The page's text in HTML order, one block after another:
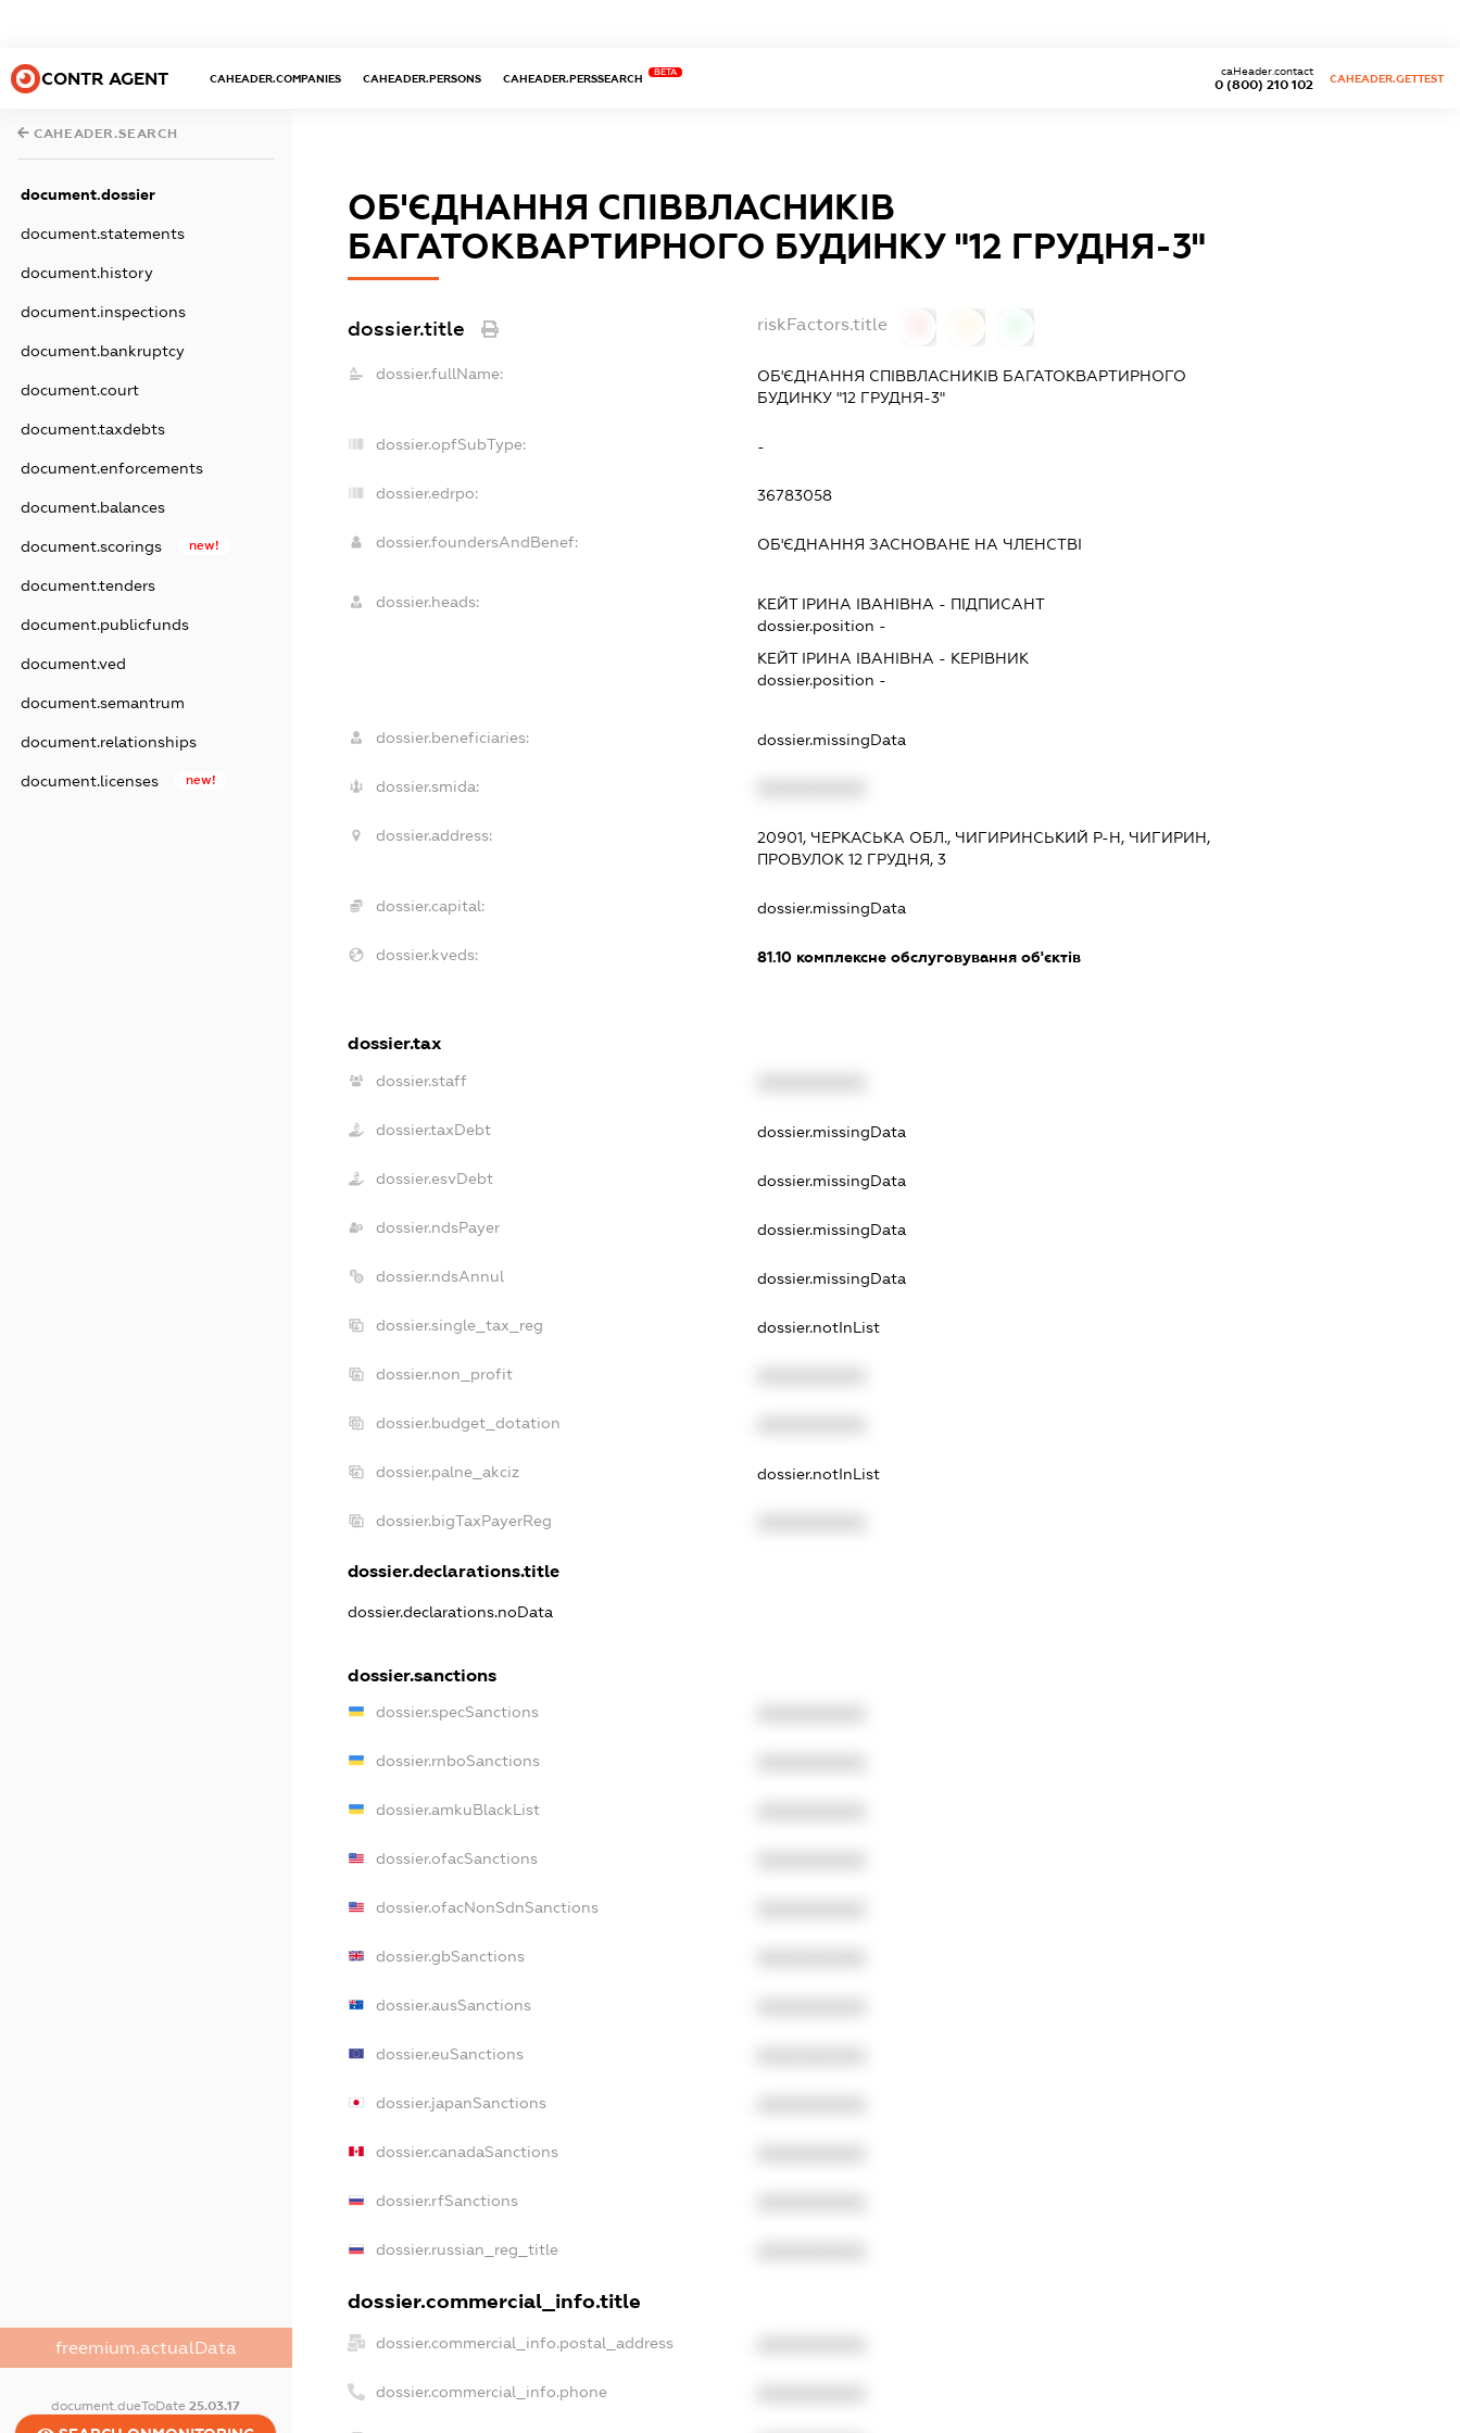
CONTR AGENT CAHEADER.COMPANIES CAHEADER.PERSONS CAHEADER.PERSSEARCH
BETA
0 (800) 210 102
caHeader.contact
CAHEADER.GETTEST
CAHEADER.SEARCH
document.dossier
document.statements
document.history
document.inspections
document.bankruptcy
document.court
document.taxdebts
document.enforcements
document.balances
document.scorings new!
document.tenders
document.publicfunds
document.ved
document.semantrum
document.relationships
document.licenses new!
freemium.actualData
document.dueToDate25.03.17
ОБ'ЄДНАННЯ СПІВВЛАСНИКІВ
БАГАТОКВАРТИРНОГО БУДИНКУ "12 ГРУДНЯ-3"
dossier.title riskFactors.title
dossier.fullName:
ОБ'ЄДНАННЯ СПІВВЛАСНИКІВ БАГАТОКВАРТИРНОГО
БУДИНКУ "12 ГРУДНЯ-3"
dossier.opfSubType: -
dossier.edrpo: 36783058
dossier.foundersAndBenef: ОБ'ЄДНАННЯ ЗАСНОВАНЕ НА ЧЛЕНСТВІ
dossier.heads: КЕЙТ ІРИНА ІВАНІВНА - ПІДПИСАНТ
dossier.position -
КЕЙТ ІРИНА ІВАНІВНА - КЕРІВНИК
dossier.position -
dossier.beneficiaries: dossier.missingData
dossier.smida:
dossier.address:
20901, ЧЕРКАСЬКА ОБЛ., ЧИГИРИНСЬКИЙ Р-Н, ЧИГИРИН,
ПРОВУЛОК 12 ГРУДНЯ, 3
dossier.capital: dossier.missingData
dossier.kveds: 81.10 комплексне обслуговування об'єктів
dossier.tax
dossier.staff
dossier.taxDebt dossier.missingData
dossier.esvDebt dossier.missingData
dossier.ndsPayer dossier.missingData
dossier.ndsAnnul dossier.missingData
dossier.single_tax_reg dossier.notInList
dossier.non_profit
dossier.budget_dotation
dossier.palne_akciz dossier.notInList
dossier.bigTaxPayerReg
dossier.declarations.title
dossier.declarations.noData
dossier.sanctions
dossier.specSanctions
dossier.rnboSanctions
dossier.amkuBlackList
dossier.ofacSanctions
dossier.ofacNonSdnSanctions
dossier.gbSanctions
dossier.ausSanctions
dossier.euSanctions
dossier.japanSanctions
dossier.canadaSanctions
dossier.rfSanctions
dossier.russian_reg_title
dossier.commercial_info.title
dossier.commercial_info.postal_address
dossier.commercial_info.phone